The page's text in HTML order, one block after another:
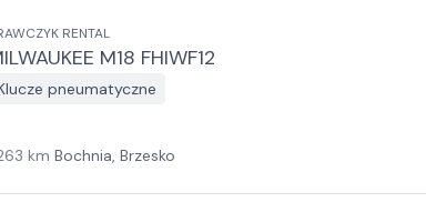
RENTAL
M18 FHIWF12
pneumatyczne
km Bochnia, Brzesko